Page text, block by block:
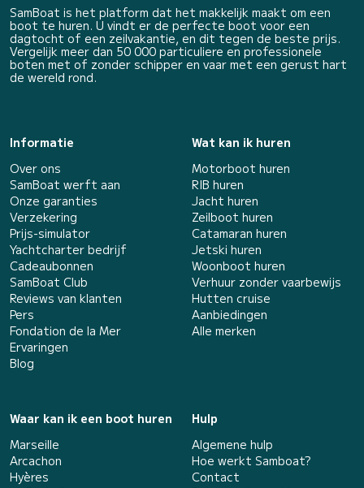
SamBoat is het platform dat het makkelijk maakt om een
boot te huren. U vindt er de perfecte boot voor een
dagtocht of een zeilvakantie, en dit tegen de beste prijs.
Vergelijk meer dan 50 000 particuliere en professionele
boten met of zonder schipper en vaar met een gerust hart
de wereld rond.
Informatie
Over ons
SamBoat werft aan
Onze garanties
Verzekering
Prijs-simulator
Yachtcharter bedrijf
Cadeaubonnen
SamBoat Club
Reviews van klanten
Pers
Fondation de la Mer
Ervaringen
Blog
Wat kan ik huren
Motorboot huren
RIB huren
Jacht huren
Zeilboot huren
Catamaran huren
Jetski huren
Woonboot huren
Verhuur zonder vaarbewijs
Hutten cruise
Aanbiedingen
Alle merken
Waar kan ik een boot huren
Marseille
Arcachon
Hyères
Hulp
Algemene hulp
Hoe werkt Samboat?
Contact